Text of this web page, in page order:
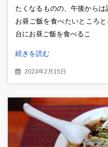
たくなるものの、午後から
お昼ご飯を食べたいところ
台にお昼ご飯を食べるこ
続きを読む
2023年2月15日